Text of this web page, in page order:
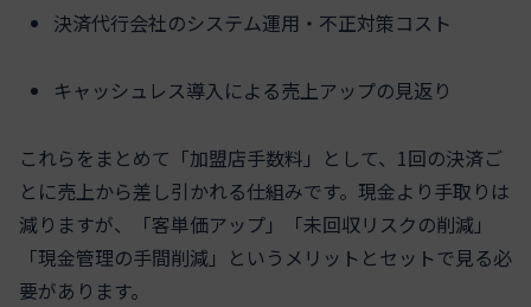
決済代行会社のシステム運用・不正対策コスト
キャッシュレス導入による売上アップの見返り
これらをまとめて「加盟店手数料」として、1回の決済ご
とに売上から差し引かれる仕組みです。現金より手取りは
減りますが、「客単価アップ」「未回収リスクの削減」
「現金管理の手間削減」というメリットとセットで見る必
要があります。